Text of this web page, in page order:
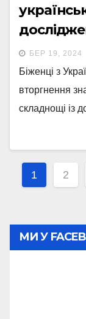
БЕР 19, 2024
Біженці з
вторгнення
складнощі із
1 2
МИ У